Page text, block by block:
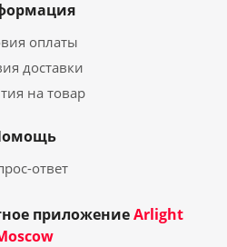
оплаты
доставки
на товар
ответ
приложениеArlight